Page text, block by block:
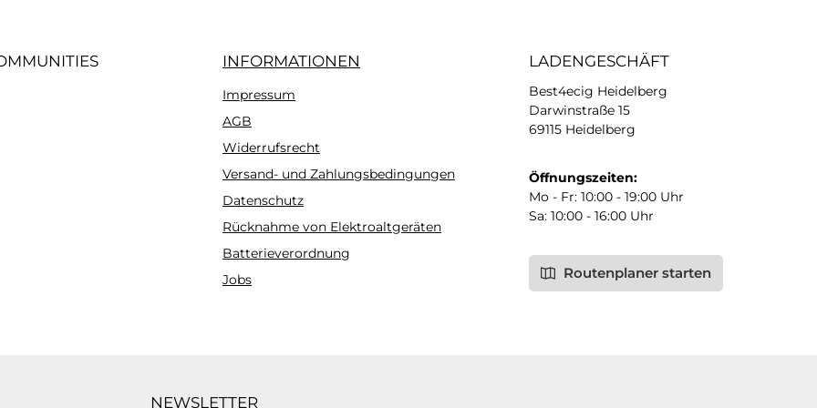
INFORMATIONEN
Impressum
AGB
Widerrufsrecht
Versand- und Zahlungsbedingungen
Datenschutz
Rücknahme von Elektroaltgeräten
Batterieverordnung
Jobs
LADENGESCHÄFT
Best4ecig Heidelberg
Darwinstraße 15
69115 Heidelberg
Öffnungszeiten:
Mo - Fr: 10:00 - 19:00 Uhr
Sa: 10:00 - 16:00 Uhr
Routenplaner starten
NEWSLETTER